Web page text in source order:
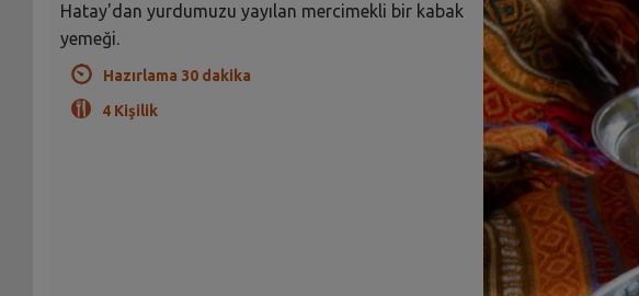
Hatay'dan yurdumuzu yayılan mercimekli bir kabak
yemeği.
Hazırlama 30 dakika
4 Kişilik